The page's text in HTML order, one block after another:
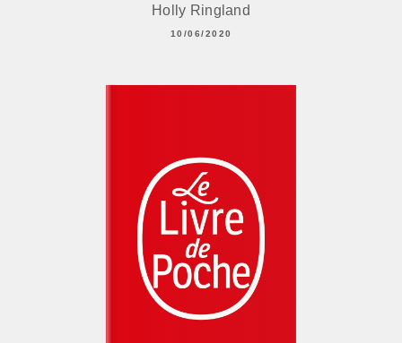
Holly Ringland
10/06/2020